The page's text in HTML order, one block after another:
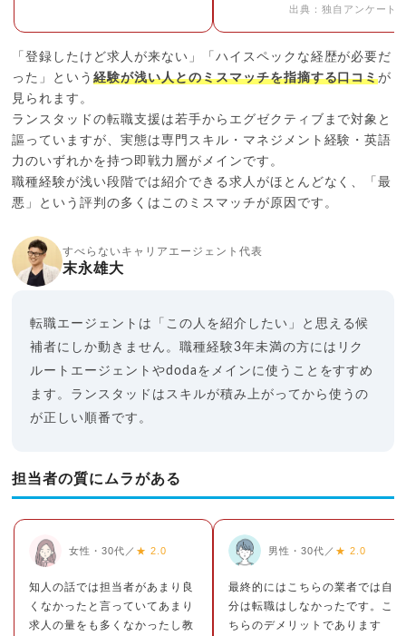
出典：独自アンケート
「登録したけど求人が来ない」「ハイスペックな経歴が必要だ
った」という経験が浅い人とのミスマッチを指摘する口コミが
見られます。
ランスタッドの転職支援は若手からエグゼクティブまで対象と
謳っていますが、実態は専門スキル・マネジメント経験・英語
力のいずれかを持つ即戦力層がメインです。
職種経験が浅い段階では紹介できる求人がほとんどなく、「最
悪」という評判の多くはこのミスマッチが原因です。
すべらないキャリアエージェント代表
末永雄大
転職エージェントは「この人を紹介したい」と思える候
補者にしか動きません。職種経験3年未満の方にはリク
ルートエージェントやdodaをメインに使うことをすすめ
ます。ランスタッドはスキルが積み上がってから使うの
が正しい順番です。
担当者の質にムラがある
女性・30代／ ★ 2.0
知人の話では担当者があまり良
くなかったと言っていてあまり
求人の量をも多くなかったし教
男性・30代／ ★ 2.0
最終的にはこちらの業者では自
分は転職はしなかったです。こ
ちらのデメリットであります